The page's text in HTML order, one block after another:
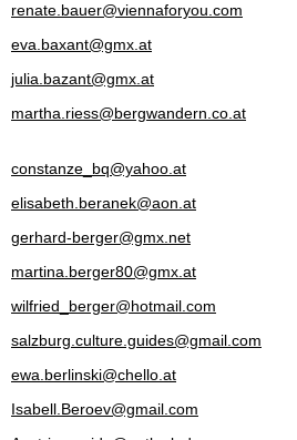
renate.bauer@viennaforyou.com
eva.baxant@gmx.at
julia.bazant@gmx.at
martha.riess@bergwandern.co.at
constanze_bq@yahoo.at
elisabeth.beranek@aon.at
gerhard-berger@gmx.net
martina.berger80@gmx.at
wilfried_berger@hotmail.com
salzburg.culture.guides@gmail.com
ewa.berlinski@chello.at
Isabell.Beroev@gmail.com